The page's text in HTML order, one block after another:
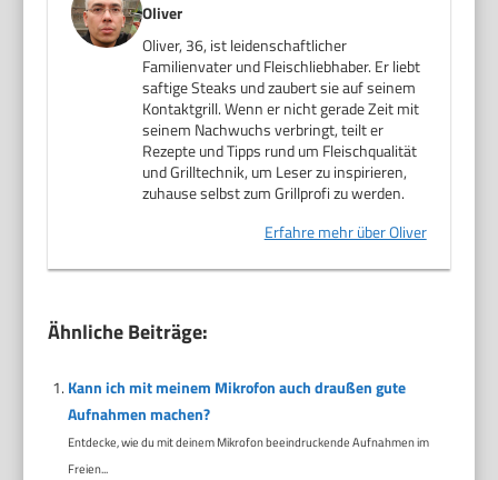
Oliver
Oliver, 36, ist leidenschaftlicher
Familienvater und Fleischliebhaber. Er liebt
saftige Steaks und zaubert sie auf seinem
Kontaktgrill. Wenn er nicht gerade Zeit mit
seinem Nachwuchs verbringt, teilt er
Rezepte und Tipps rund um Fleischqualität
und Grilltechnik, um Leser zu inspirieren,
zuhause selbst zum Grillprofi zu werden.
Erfahre mehr über Oliver
Ähnliche Beiträge:
Kann ich mit meinem Mikrofon auch draußen gute
Aufnahmen machen?
Entdecke, wie du mit deinem Mikrofon beeindruckende Aufnahmen im
Freien...